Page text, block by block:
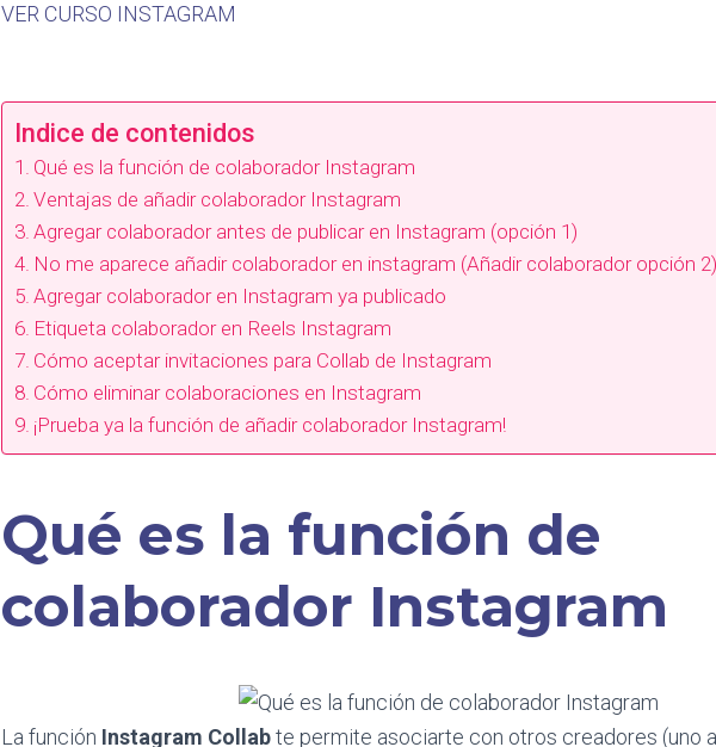
VER CURSO INSTAGRAM
Indice de contenidos
Qué es la función de colaborador Instagram
Ventajas de añadir colaborador Instagram
Agregar colaborador antes de publicar en Instagram (opción 1)
No me aparece añadir colaborador en instagram (Añadir colaborador opción
Agregar colaborador en Instagram ya publicado
Etiqueta colaborador en Reels Instagram
Cómo aceptar invitaciones para Collab de Instagram
Cómo eliminar colaboraciones en Instagram
¡Prueba ya la función de añadir colaborador Instagram!
Qué es la función de
colaborador Instagram
La función Instagram Collabte permite asociarte con otros creadores (uno